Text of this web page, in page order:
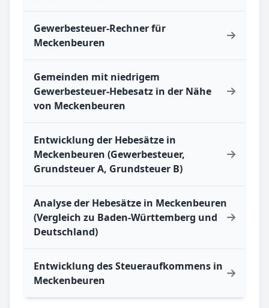
Gewerbesteuer-Rechner für
Meckenbeuren
Gemeinden mit niedrigem
Gewerbesteuer-Hebesatz in der Nähe
von Meckenbeuren
Entwicklung der Hebesätze in
Meckenbeuren (Gewerbesteuer,
Grundsteuer A, Grundsteuer B)
Analyse der Hebesätze in Meckenbeuren
(Vergleich zu Baden-Württemberg und
Deutschland)
Entwicklung des Steueraufkommens in
Meckenbeuren